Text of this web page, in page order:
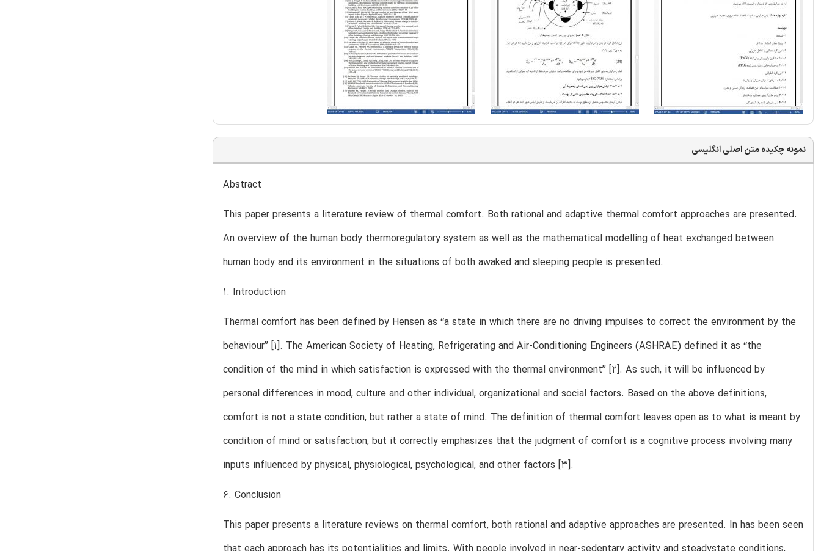
نمونه چکیده متن اصلی انگلیسی
Abstract
This paper presents a literature review of thermal comfort. Both rational and adaptive thermal comfort approaches are presented.
An overview of the human body thermoregulatory system as well as the mathematical modelling of heat exchanged between
human body and its environment in the situations of both awaked and sleeping people is presented.
1. Introduction
Thermal comfort has been defined by Hensen as ‘‘a state in which there are no driving impulses to correct the environment by the
behaviour’’ [1]. The American Society of Heating, Refrigerating and Air-Conditioning Engineers (ASHRAE) defined it as ‘‘the
condition of the mind in which satisfaction is expressed with the thermal environment’’ [2]. As such, it will be influenced by
personal differences in mood, culture and other individual, organizational and social factors. Based on the above definitions,
comfort is not a state condition, but rather a state of mind. The definition of thermal comfort leaves open as to what is meant by
condition of mind or satisfaction, but it correctly emphasizes that the judgment of comfort is a cognitive process involving many
inputs influenced by physical, physiological, psychological, and other factors [3].
6. Conclusion
This paper presents a literature reviews on thermal comfort, both rational and adaptive approaches are presented. In has been seen